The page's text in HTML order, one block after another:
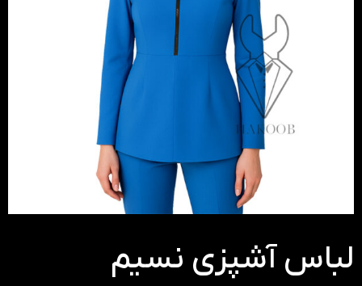
لباس آشپزی نسیم